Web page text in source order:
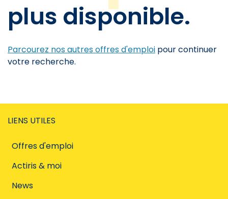
plus disponible.
Parcourez nos autres offres d'emploi pour continuer
votre recherche.
LIENS UTILES
Offres d'emploi
Actiris & moi
News